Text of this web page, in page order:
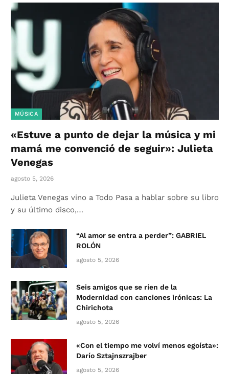
MÚSICA
«Estuve a punto de dejar la música y mi
mamá me convenció de seguir»: Julieta
Venegas
agosto 5, 2026
Julieta Venegas vino a Todo Pasa a hablar sobre su libro
y su último disco,…
“Al amor se entra a perder”: GABRIEL
ROLÓN
agosto 5, 2026
Seis amigos que se ríen de la
Modernidad con canciones irónicas: La
Chirichota
agosto 5, 2026
«Con el tiempo me volví menos egoísta»:
Darío Sztajnszrajber
agosto 5, 2026